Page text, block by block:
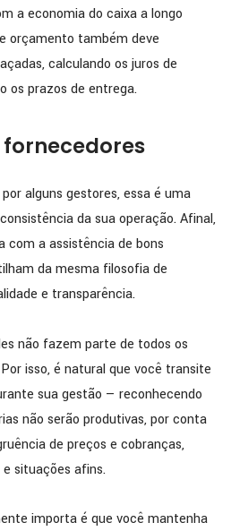
a economia do caixa a longo
orçamento também deve
calculando os juros de
os prazos de entrega.
alguns gestores, essa é uma
da sua operação. Afinal,
com a assistência de bons
da mesma filosofia de
e transparência.
não fazem parte de todos os
isso, é natural que você transite
sua gestão — reconhecendo
não serão produtivas, por conta
de preços e cobranças,
situações afins.
importa é que você mantenha